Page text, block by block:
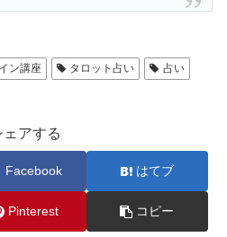
ン講座 タロット占い
占い
ェアする
Facebook はてブ
Pinterest コピー